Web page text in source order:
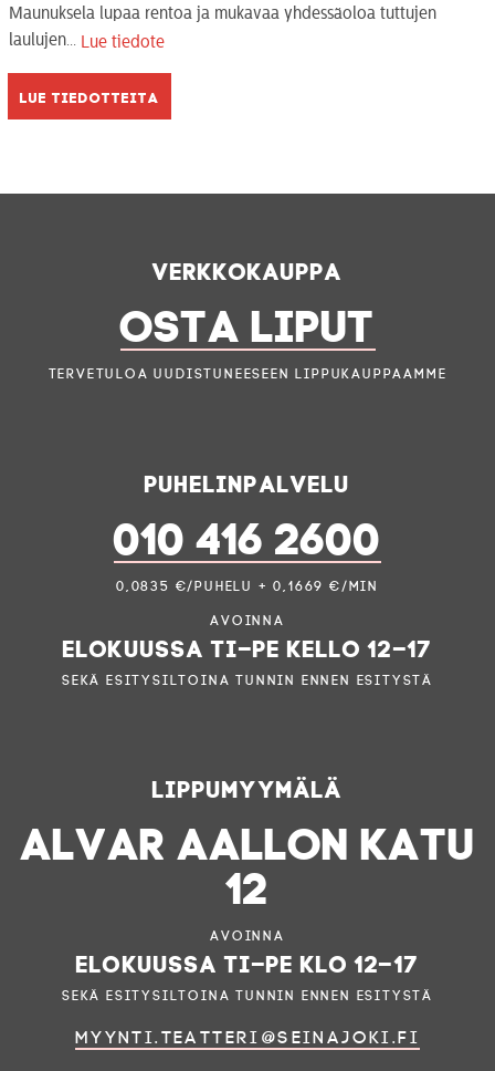
Maunuksela lupaa rentoa ja mukavaa yhdessäoloa tuttujen
laulujen...
Lue tiedote
Lue tiedotteita
Verkkokauppa
OSTA LIPUT
Tervetuloa uudistuneeseen lippukauppaamme
Puhelinpalvelu
010 416 2600
0,0835 €/puhelu + 0,1669 €/min
Avoinna
elokuussa ti–pe kello 12–17
sekä esitysiltoina tunnin ennen esitystä
Lippumyymälä
ALVAR AALLON KATU
12
Avoinna
elokuussa ti–pe klo 12–17
sekä esitysiltoina tunnin ennen esitystä
myynti.teatteri@seinajoki.fi